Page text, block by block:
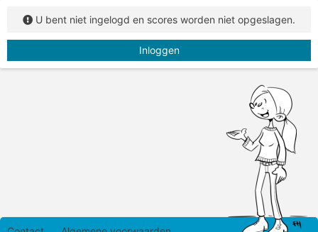
U bent niet ingelogd en scores worden niet opgeslagen.
Inloggen